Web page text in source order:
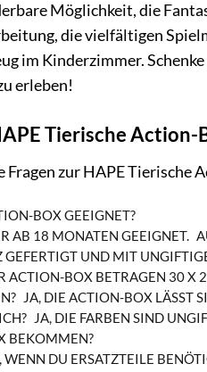
Möglichkeit, die
die vielfältigen
im Kinderzimmer.
erleben!
Tierische Action-
zur HAPE Tierische
BOX GEEIGNET?
AB 18 MONATEN GEEIGNET.
UND MIT
ACTION-BOX BETRAGEN 30 X
JA, DIE ACTION-BOX LÄSST
JA, DIE FARBEN SIND
BEKOMMEN?
DU ERSATZTEILE